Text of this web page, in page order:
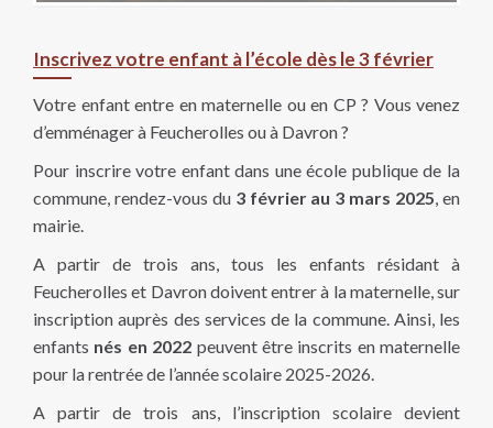
Inscrivez votre enfant à l’école dès le 3 février
Votre enfant entre en maternelle ou en CP ? Vous venez
d’emménager à Feucherolles ou à Davron ?
Pour inscrire votre enfant dans une école publique de la
commune, rendez-vous du3 février au 3 mars 2025, en
mairie.
A partir de trois ans, tous les enfants résidant à
Feucherolles et Davron doivent entrer à la maternelle, sur
inscription auprès des services de la commune. Ainsi, les
enfants nés en 2022 peuvent être inscrits en maternelle
pour la rentrée de l’année scolaire 2025-2026.
A partir de trois ans, l’inscription scolaire devient